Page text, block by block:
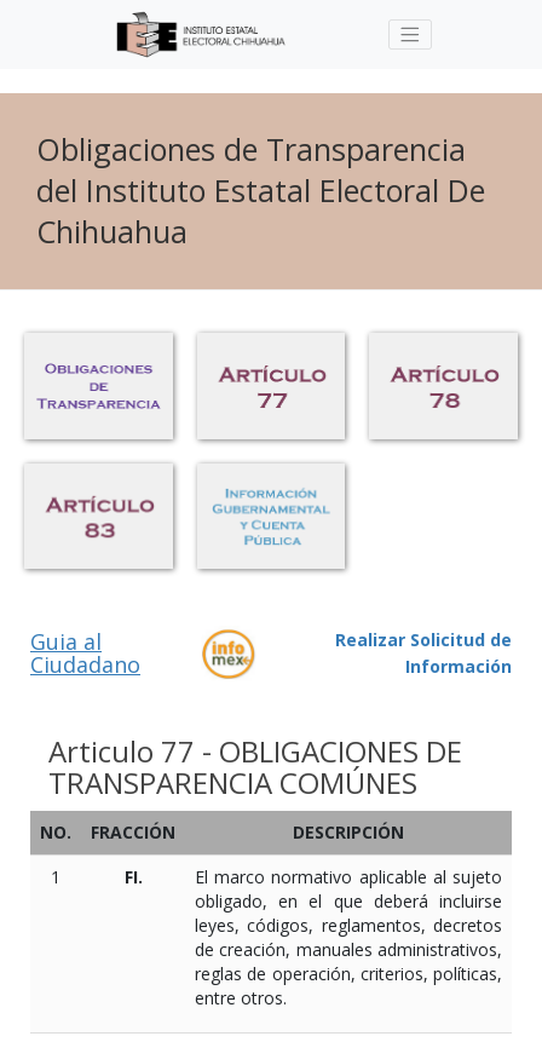
Obligaciones de Transparencia
del Instituto Estatal Electoral De
Chihuahua
Guia al
Ciudadano
Realizar Solicitud de
Información
Articulo 77 - OBLIGACIONES DE
TRANSPARENCIA COMÚNES
NO. FRACCIÓN
DESCRIPCIÓN
1
FI.
El marco normativo aplicable al sujeto
obligado, en el que deberá incluirse
leyes, códigos, reglamentos, decretos
de creación, manuales administrativos,
reglas de operación, criterios, políticas,
entre otros.